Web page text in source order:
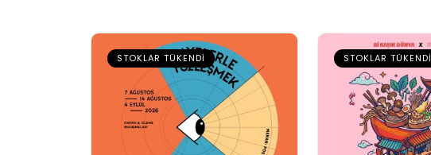
STOKLAR TÜKENDI STOKLAR TÜKENDI